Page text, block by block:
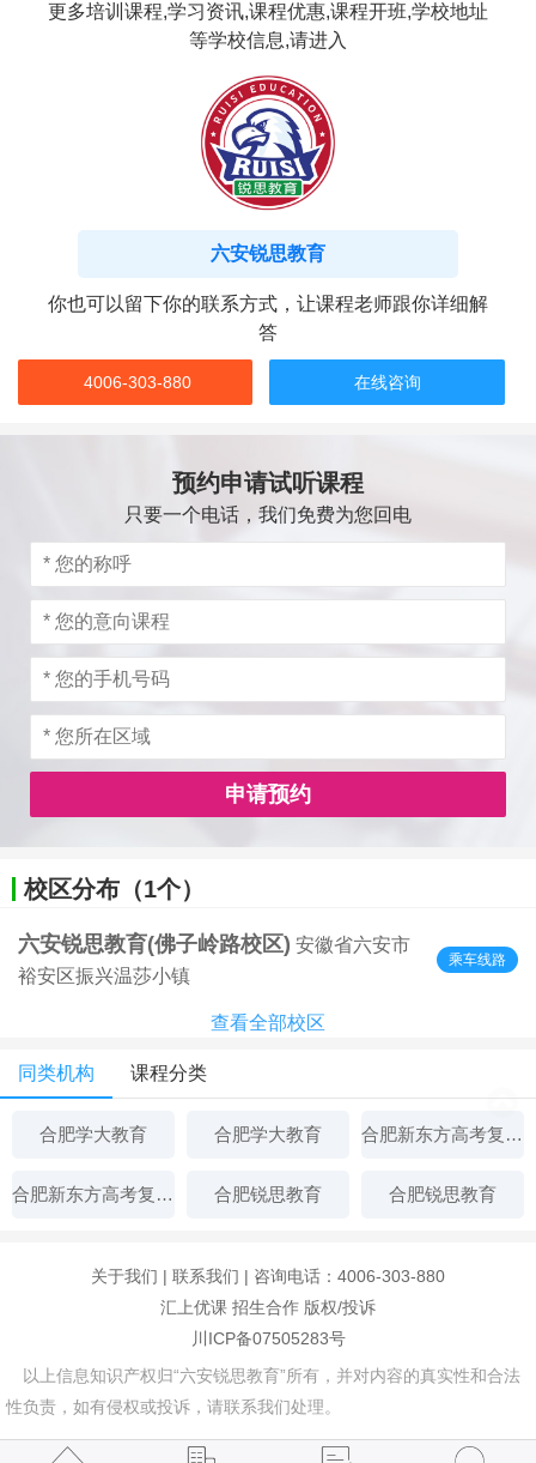
更多培训课程,学习资讯,课程优惠,课程开班,学校地址
等学校信息,请进入
六安锐思教育
你也可以留下你的联系方式，让课程老师跟你详细解
答
4006-303-880 在线咨询
预约申请试听课程
只要一个电话，我们免费为您回电
申请预约
校区分布（1个）
六安锐思教育(佛子岭路校区) 安徽省六安市
裕安区振兴温莎小镇
乘车线路
查看全部校区
同类机构 课程分类
合肥学大教育 合肥学大教育 合肥新东方高考复读中心
合肥新东方高考复读中心 合肥锐思教育 合肥锐思教育
关于我们 | 联系我们 | 咨询电话：4006-303-880
汇上优课 招生合作 版权/投诉
川ICP备07505283号
以上信息知识产权归“六安锐思教育”所有，并对内容的真实性和合法
性负责，如有侵权或投诉，请联系我们处理。